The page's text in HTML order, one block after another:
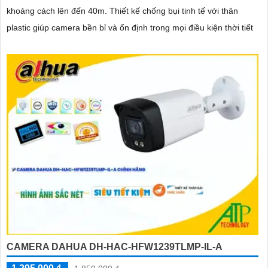
khoảng cách lên đến 40m. Thiết kế chống bụi tinh tế với thân
plastic giúp camera bền bỉ và ổn định trong mọi điều kiện thời tiết
CAMERA DAHUA DH-HAC-HFW1239TLMP-IL-A